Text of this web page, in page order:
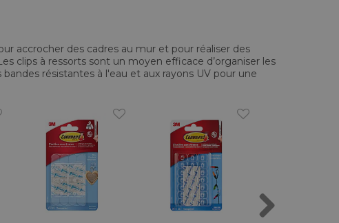
accrocher des cadres au mur et pour réaliser des
clips à ressorts sont un moyen efficace d’organiser les
résistantes à l'eau et aux rayons UV pour une